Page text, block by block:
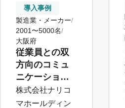
導入事例
製造業・メーカー
2001〜5000名
大阪府
従業員との双
方向のコミュ
ニケーション
に効果を実
感。段階的な
株式会社ナリコ
マホールディン